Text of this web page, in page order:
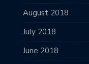
August 2018
July 2018
June 2018